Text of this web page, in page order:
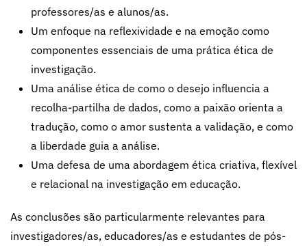
professores/as e alunos/as.
Um enfoque na reflexividade e na emoção como
componentes essenciais de uma prática ética de
investigação.
Uma análise ética de como o desejo influencia a
recolha-partilha de dados, como a paixão orienta a
tradução, como o amor sustenta a validação, e como
a liberdade guia a análise.
Uma defesa de uma abordagem ética criativa, flexível
e relacional na investigação em educação.
As conclusões são particularmente relevantes para
investigadores/as, educadores/as e estudantes de pós-